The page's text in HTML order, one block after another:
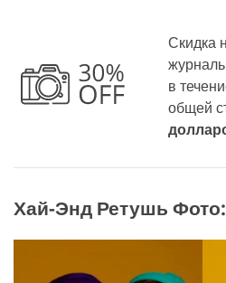
Скидка
в
общей
Хай-Энд Ретушь